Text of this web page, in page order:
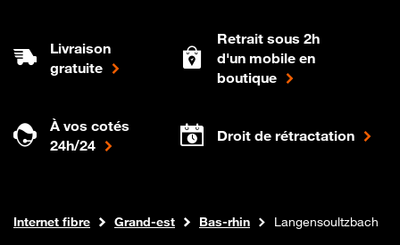
Livraison
gratuite
Retrait sous 2h
d'un mobile en
boutique
À vos cotés
24h/24
Droit de rétractation
Boutique Orange
Internet fibre Grand-est Bas-rhin Langensoultzbach